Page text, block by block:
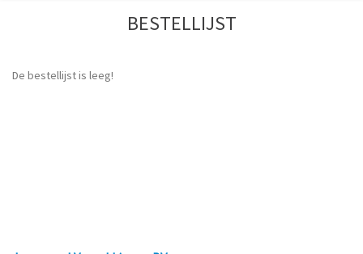
BESTELLIJST
De bestellijst is leeg!